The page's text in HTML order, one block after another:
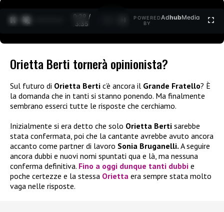
0:30 /
3:35
POWERED
BY
AdhubMedia
Orietta Berti tornerà opinionista?
Sul futuro di Orietta Berti c’è ancora il Grande Fratello? È
la domanda che in tanti si stanno ponendo. Ma finalmente
sembrano esserci tutte le risposte che cerchiamo.
Inizialmente si era detto che solo Orietta Berti sarebbe
stata confermata, poi che la cantante avrebbe avuto ancora
accanto come partner di lavoro Sonia Bruganelli. A seguire
ancora dubbi e nuovi nomi spuntati qua e là, ma nessuna
conferma definitiva. Fino a oggi dunque tanti dubbi e
poche certezze e la stessa Orietta era sempre stata molto
vaga nelle risposte.